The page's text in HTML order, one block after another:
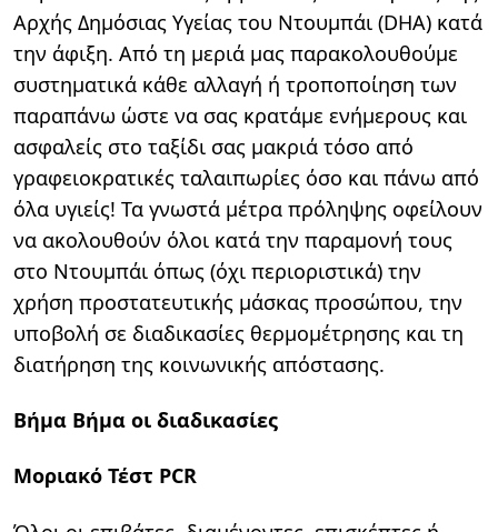
Αρχής Δημόσιας Υγείας του Ντουμπάι (DHA) κατά
την άφιξη. Από τη μεριά μας παρακολουθούμε
συστηματικά κάθε αλλαγή ή τροποποίηση των
παραπάνω ώστε να σας κρατάμε ενήμερους και
ασφαλείς στο ταξίδι σας μακριά τόσο από
γραφειοκρατικές ταλαιπωρίες όσο και πάνω από
όλα υγιείς! Τα γνωστά μέτρα πρόληψης οφείλουν
να ακολουθούν όλοι κατά την παραμονή τους
στο Ντουμπάι όπως (όχι περιοριστικά) την
χρήση προστατευτικής μάσκας προσώπου, την
υποβολή σε διαδικασίες θερμομέτρησης και τη
διατήρηση της κοινωνικής απόστασης.
Βήμα Βήμα οι διαδικασίες
Μοριακό Τέστ PCR